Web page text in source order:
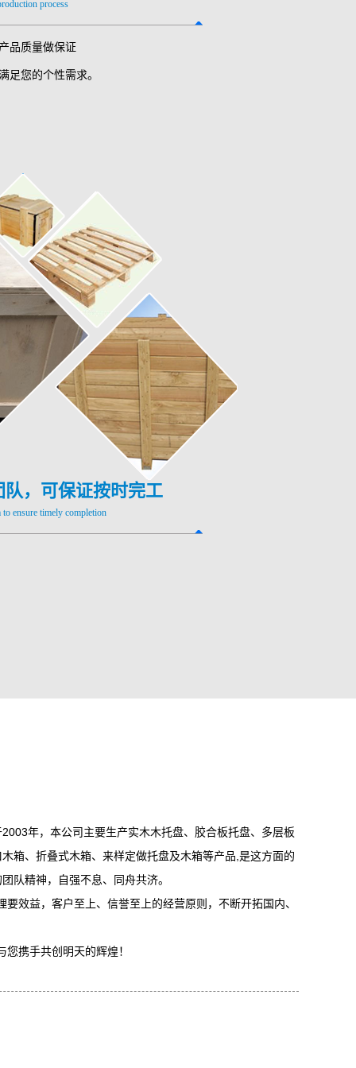
process
品质量做保证
足您的个性需求。
，可保证按时完工
ensure timely completion
年，本公司主要生产实木木托盘、胶合板托盘、多层板
箱、折叠式木箱、来样定做托盘及木箱等产品,是这方面的
队精神，自强不息、同舟共济。
益，客户至上、信誉至上的经营原则，不断开拓国内、
携手共创明天的辉煌！